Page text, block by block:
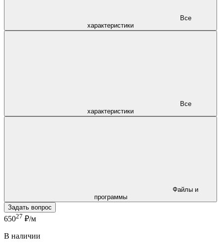
характеристики
характеристики
программы
Задать вопрос
65027 ₽/м
В наличии